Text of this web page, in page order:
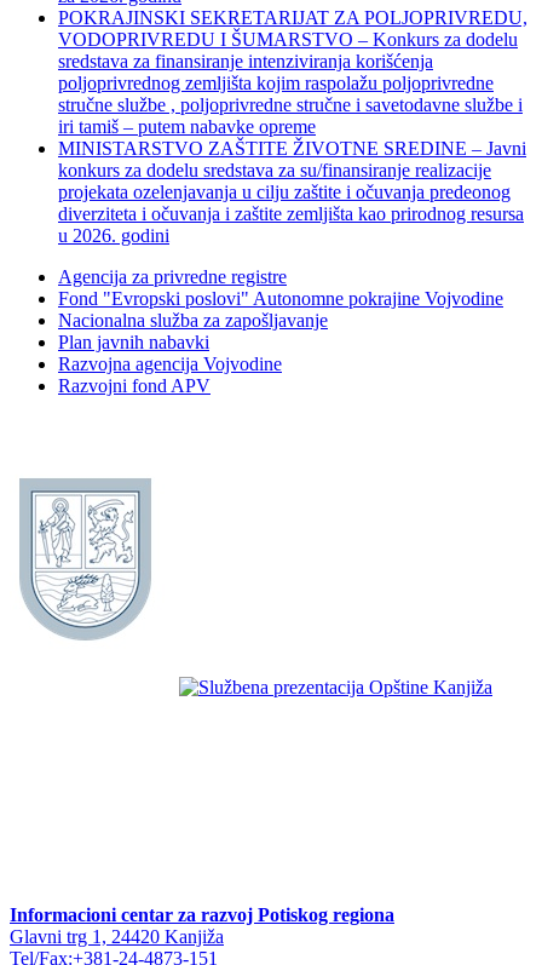
POKRAJINSKI SEKRETARIJAT ZA POLJOPRIVREDU,
VODOPRIVREDU I ŠUMARSTVO – Konkurs za dodelu
sredstava za finansiranje intenziviranja korišćenja
poljoprivrednog zemljišta kojim raspolažu poljoprivredne
stručne službe , poljoprivredne stručne i savetodavne službe i
iri tamiš ‒ putem nabavke opreme
MINISTARSTVO ZAŠTITE ŽIVOTNE SREDINE – Javni
konkurs za dodelu sredstava za su/finansiranje realizacije
projekata ozelenjavanja u cilju zaštite i očuvanja predeonog
diverziteta i očuvanja i zaštite zemljišta kao prirodnog resursa
u 2026. godini
Agencija za privredne registre
Fond "Evropski poslovi" Autonomne pokrajine Vojvodine
Nacionalna služba za zapošljavanje
Plan javnih nabavki
Razvojna agencija Vojvodine
Razvojni fond APV
Informacioni centar za razvoj Potiskog regiona
Glavni trg 1, 24420 Kanjiža
Tel/Fax:+381-24-4873-151